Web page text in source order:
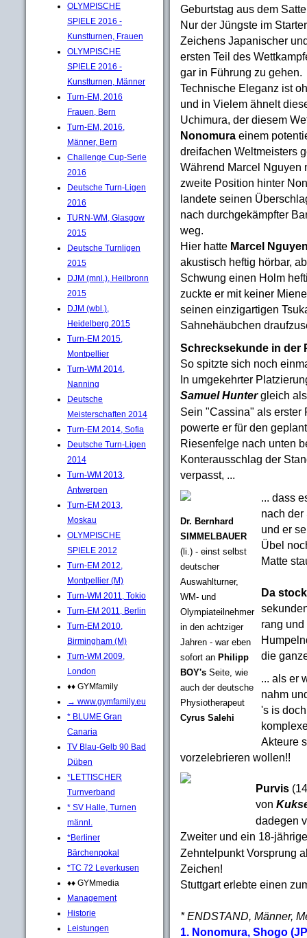
OLYMPISCHE
SPIELE 2016 -
Kunstturnen, Frauen
OLYMPISCHE
SPIELE 2016 -
Kunstturnen, Männer
Turn-EM, 2016
Frauen, Bern
Turn-EM, 2016,
Männer, Bern
Challenge Cup-Serie
2016
Deutsche Turn-Ligen
2016
TURN-WM, Glasgow
2015
Deutsche Turnligen
2015
DJM (mnl.), Heilbronn
2015
DJM (wbl.),
Heidelberg 2015
Turn-EM 2015,
Montpellier
Turn-WM 2014,
Nanning
Deutsche
Meisterschaften 2014
Turn-EM 2014, Sofia
Deutsche Turn-Ligen
2014
Turn-WM 2013,
Antwerpen
Turn-EM 2013,
Moskau
OLYMPISCHE
SPIELE 2012
Turn-EM 2012,
Montpellier (M)
Turn-WM 2011, Tokio
Turn-EM 2011, Berlin
Turn-EM 2010,
Birmingham (M)
Turn-WM 2009,
London
♦♦ GYMfamily
→ www.gymfamily.eu
* BLUME Gran
Canaria
TV Blau-Gelb 90 Bad
Düben
*LETTISCHER
Turnverband
* SV Halle, Turnen
männl.
*Berliner
Bärchenpokal
*TC 72 Leverkusen
♦♦ GYMmedia
Management
Historie
Leistungen
Geburtstag aus dem
Nur der Jüngste im
Zeichens Japanischer
ersten Teil des
gar in Führung zu gehen.
Technische Eleganz ist
und in Vielem ähnelt
Uchimura, der diesem
Nonomura einem
dreifachen Weltmeisters
Während Marcel Nguyen
zweite Position hinter
landete seinen
nach durchgekämpfter
weg.
Hier hatte Marcel
akustisch heftig hörbar,
Schwung einen Holm
zuckte er mit keiner
seinen einzigartigen
Sahnehäubchen
Schrecksekunde in der
So spitzte sich noch
In umgekehrter
Samuel Huntergleich
Sein "Cassina" als erster
powerte er für den
Riesenfelge nach unten
Konterausschlag der
verpasst, ...
Dr. Bernhard
SIMMELBAUER
(li.) - einst selbst
deutscher
Auswahlturner,
WM- und
Olympiateilnehmer
in den achtziger
Jahren - war eben
sofort an Philipp
BOY's Seite, wie
auch der deutsche
Physiotherapeut
Cyrus Salehi
... dass
nach
und er
Übel
Matte
Da
rang
die
... als
nahm
's is
Akteure
vorzelebrieren wollen!!
Purvis
von
dadegen
Zweiter und ein 18-
Zehntelpunkt Vorsprung
Zeichen!
Stuttgart erlebte einen
* ENDSTAND, Männer,
1. Nonomura, Shogo